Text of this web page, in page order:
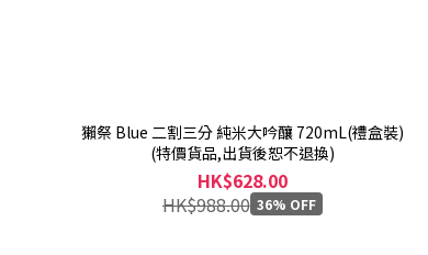
獺祭 Blue 二割三分 純米大吟釀 720mL(禮盒裝)
(特價貨品,出貨後恕不退換)
HK$628.00
HK$988.00 36% OFF